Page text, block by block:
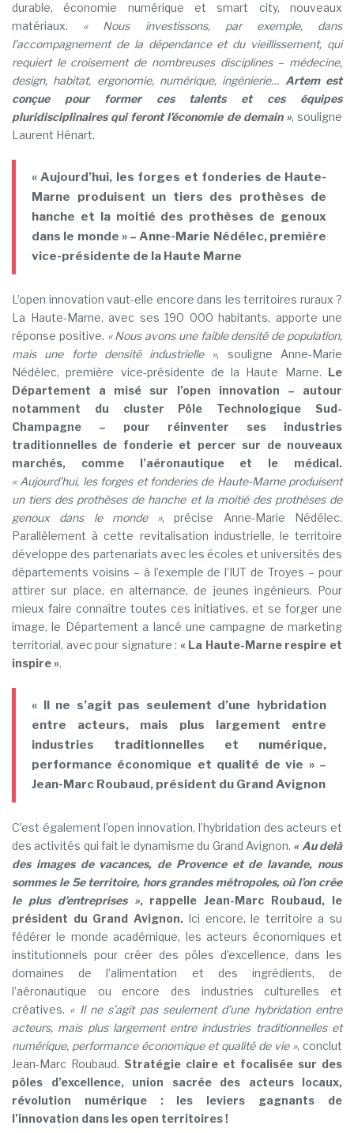
durable, économie numérique et smart city, nouveaux
matériaux. « Nous investissons, par exemple, dans
l’accompagnement de la dépendance et du vieillissement, qui
requiert le croisement de nombreuses disciplines – médecine,
design, habitat, ergonomie, numérique, ingénierie… Artem est
conçue pour former ces talents et ces équipes
pluridisciplinaires qui feront l’économie de demain », souligne
Laurent Hénart.
« Aujourd’hui, les forges et fonderies de Haute-
Marne produisent un tiers des prothèses de
hanche et la moitié des prothèses de genoux
dans le monde » – Anne-Marie Nédélec, première
vice-présidente de la Haute Marne
L’open innovation vaut-elle encore dans les territoires ruraux ?
La Haute-Marne, avec ses 190 000 habitants, apporte une
réponse positive. « Nous avons une faible densité de population,
mais une forte densité industrielle », souligne Anne-Marie
Nédélec, première vice-présidente de la Haute Marne. Le
Département a misé sur l’open innovation – autour
notamment du cluster Pôle Technologique Sud-
Champagne – pour réinventer ses industries
traditionnelles de fonderie et percer sur de nouveaux
marchés, comme l’aéronautique et le médical.
« Aujourd’hui, les forges et fonderies de Haute-Marne produisent
un tiers des prothèses de hanche et la moitié des prothèses de
genoux dans le monde », précise Anne-Marie Nédélec.
Parallèlement à cette revitalisation industrielle, le territoire
développe des partenariats avec les écoles et universités des
départements voisins – à l’exemple de l’IUT de Troyes – pour
attirer sur place, en alternance, de jeunes ingénieurs. Pour
mieux faire connaître toutes ces initiatives, et se forger une
image, le Département a lancé une campagne de marketing
territorial, avec pour signature : « La Haute-Marne respire et
inspire ».
« Il ne s’agit pas seulement d’une hybridation
entre acteurs, mais plus largement entre
industries traditionnelles et numérique,
performance économique et qualité de vie » –
Jean-Marc Roubaud, président du Grand Avignon
C’est également l’open innovation, l’hybridation des acteurs et
des activités qui fait le dynamisme du Grand Avignon. « Au delà
des images de vacances, de Provence et de lavande, nous
sommes le 5e territoire, hors grandes métropoles, où l’on crée
le plus d’entreprises », rappelle Jean-Marc Roubaud, le
président du Grand Avignon.Ici encore, le territoire a su
fédérer le monde académique, les acteurs économiques et
institutionnels pour créer des pôles d’excellence, dans les
domaines de l’alimentation et des ingrédients, de
l’aéronautique ou encore des industries culturelles et
créatives. « Il ne s’agit pas seulement d’une hybridation entre
acteurs, mais plus largement entre industries traditionnelles et
numérique, performance économique et qualité de vie », conclut
Jean-Marc Roubaud. Stratégie claire et focalisée sur des
pôles d’excellence, union sacrée des acteurs locaux,
révolution numérique : les leviers gagnants de
l’innovation dans les open territoires !